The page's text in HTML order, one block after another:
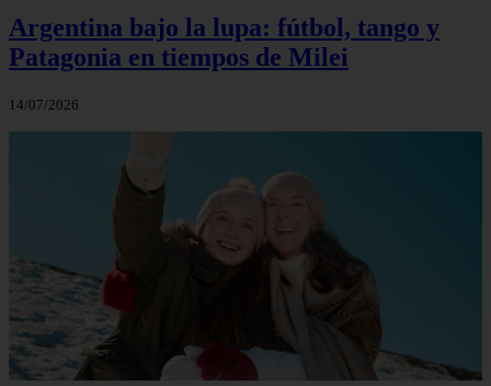
Argentina bajo la lupa: fútbol, tango y
Patagonia en tiempos de Milei
14/07/2026